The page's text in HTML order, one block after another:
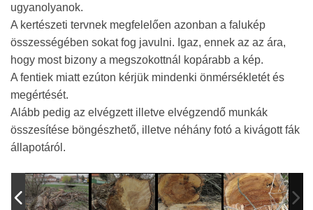
ugyanolyanok.
A kertészeti tervnek megfelelően azonban a falukép
összességében sokat fog javulni. Igaz, ennek az az ára,
hogy most bizony a megszokottnál kopárabb a kép.
A fentiek miatt ezúton kérjük mindenki önmérsékletét és
megértését.
Alább pedig az elvégzett illetve elvégzendő munkák
összesítése böngészhető, illetve néhány fotó a kivágott fák
állapotáról.